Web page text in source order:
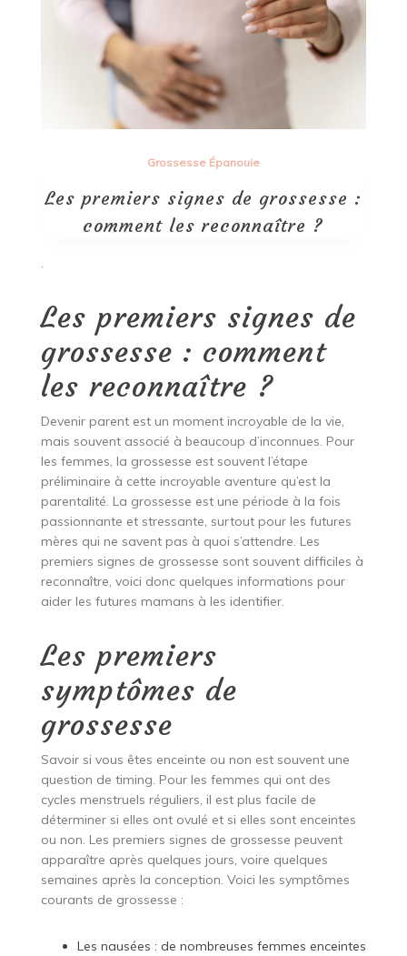
Grossesse Épanouie
Les premiers signes de grossesse :
comment les reconnaître ?
.
Les premiers signes de
grossesse : comment
les reconnaître ?
Devenir parent est un moment incroyable de la vie,
mais souvent associé à beaucoup d’inconnues. Pour
les femmes, la grossesse est souvent l’étape
préliminaire à cette incroyable aventure qu’est la
parentalité. La grossesse est une période à la fois
passionnante et stressante, surtout pour les futures
mères qui ne savent pas à quoi s’attendre. Les
premiers signes de grossesse sont souvent difficiles à
reconnaître, voici donc quelques informations pour
aider les futures mamans à les identifier.
Les premiers
symptômes de
grossesse
Savoir si vous êtes enceinte ou non est souvent une
question de timing. Pour les femmes qui ont des
cycles menstruels réguliers, il est plus facile de
déterminer si elles ont ovulé et si elles sont enceintes
ou non. Les premiers signes de grossesse peuvent
apparaître après quelques jours, voire quelques
semaines après la conception. Voici les symptômes
courants de grossesse :
Les nausées : de nombreuses femmes enceintes